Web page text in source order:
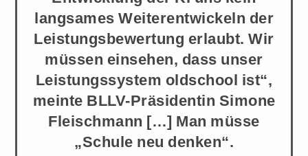
langsames Weiterentwickeln der
Leistungsbewertung erlaubt. Wir
müssen einsehen, dass unser
Leistungssystem oldschool ist“,
meinte BLLV-Präsidentin Simone
Fleischmann […] Man müsse
„Schule neu denken“.